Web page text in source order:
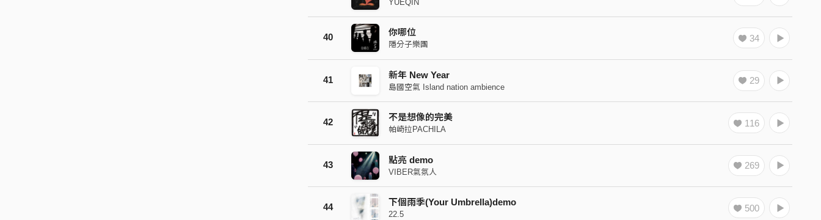
YUEQIN
40 你哪位
隱分子樂團
34
41 新年 New Year
島國空氣 Island nation ambience
29
42 不是想像的完美
帕崎拉PACHILA
116
43 點亮 demo
VIBER氣氛人
269
44 下個雨季(Your Umbrella)demo
22.5
500